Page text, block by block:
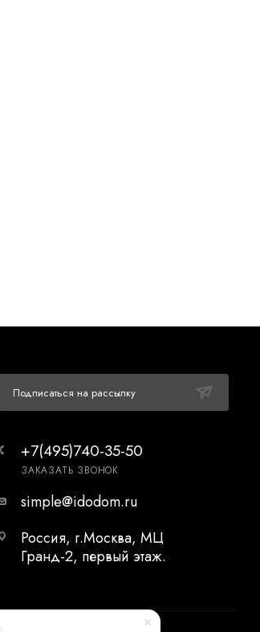
Подписаться на рассылку
+7(495)740-35-50
ЗАКАЗАТЬ ЗВОНОК
simple@idodom.ru
Россия, г.Москва, МЦ
Гранд-2, первый этаж.